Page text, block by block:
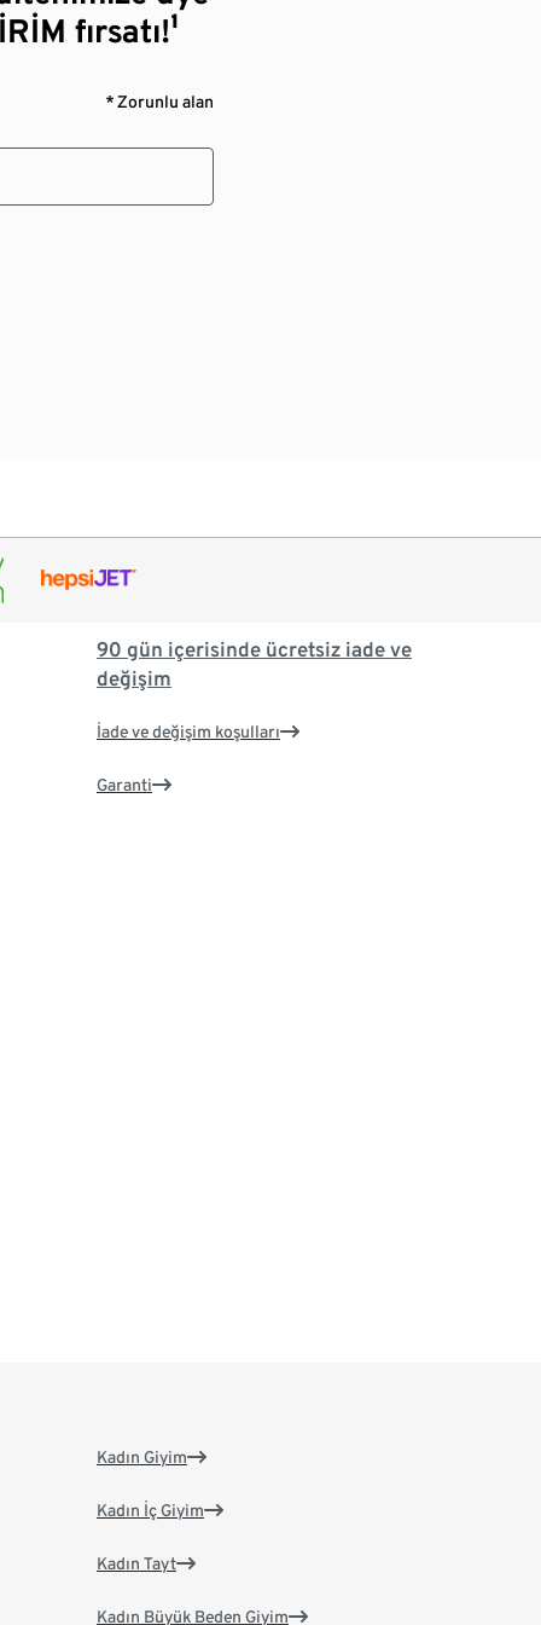
fırsatı!¹
* Zorunlu alan
90 gün içerisinde ücretsiz iade ve
değişim
İade ve değişim koşulları
Garanti
Kadın Giyim
Kadın İç Giyim
Kadın Tayt
Kadın Büyük Beden Giyim